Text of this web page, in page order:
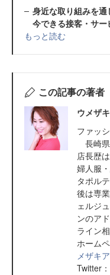
身近な取り組みを
今できる接客・サ
もっと読む
この記事の著者
ウメザ
ファッ
長崎
店長歴
婦人服
タポル
後は専
ェルジ
ンのア
ライン
ホーム
メザキ
Twitter：